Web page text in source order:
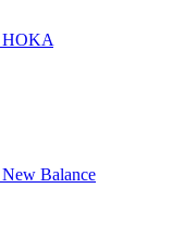
HOKA
New Balance